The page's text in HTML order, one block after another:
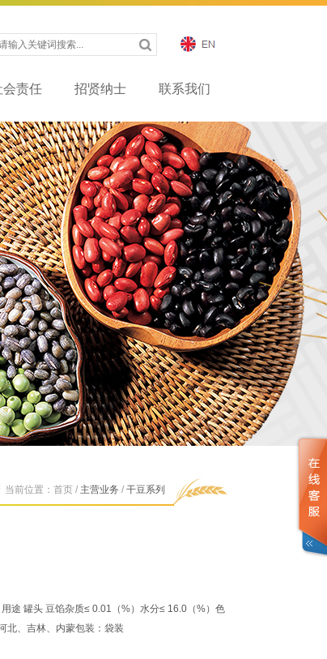
会责任 招贤纳士 联系我们
当前位置：首页 / 主营业务 / 干豆系列
途 罐头 豆馅杂质≤ 0.01（%）水分≤ 16.0（%）色
北、吉林、内蒙包装：袋装